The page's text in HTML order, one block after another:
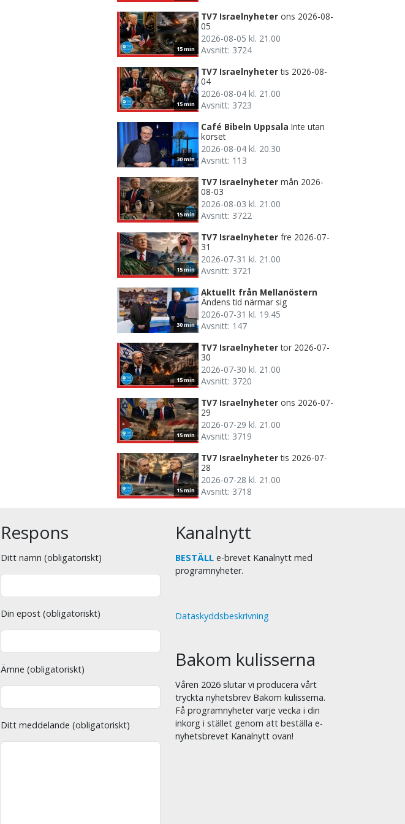
15 min
TV7 Israelnyheter ons 2026-08-
05
2026-08-05 kl. 21.00
Avsnitt: 3724
15 min
TV7 Israelnyheter tis 2026-08-
04
2026-08-04 kl. 21.00
Avsnitt: 3723
30 min
Café Bibeln Uppsala Inte utan
korset
2026-08-04 kl. 20.30
Avsnitt: 113
15 min
TV7 Israelnyheter mån 2026-
08-03
2026-08-03 kl. 21.00
Avsnitt: 3722
15 min
TV7 Israelnyheter fre 2026-07-
31
2026-07-31 kl. 21.00
Avsnitt: 3721
30 min
Aktuellt från Mellanöstern
Ändens tid närmar sig
2026-07-31 kl. 19.45
Avsnitt: 147
15 min
TV7 Israelnyheter tor 2026-07-
30
2026-07-30 kl. 21.00
Avsnitt: 3720
15 min
TV7 Israelnyheter ons 2026-07-
29
2026-07-29 kl. 21.00
Avsnitt: 3719
15 min
TV7 Israelnyheter tis 2026-07-
28
2026-07-28 kl. 21.00
Avsnitt: 3718
Respons
Ditt namn (obligatoriskt)
Din epost (obligatoriskt)
Ämne (obligatoriskt)
Ditt meddelande (obligatoriskt)
Kanalnytt
BESTÄLL e-brevet Kanalnytt med
programnyheter.
Dataskyddsbeskrivning
Bakom kulisserna
Våren 2026 slutar vi producera vårt
tryckta nyhetsbrev Bakom kulisserna.
Få programnyheter varje vecka i din
inkorg i stället genom att beställa e-
nyhetsbrevet Kanalnytt ovan!